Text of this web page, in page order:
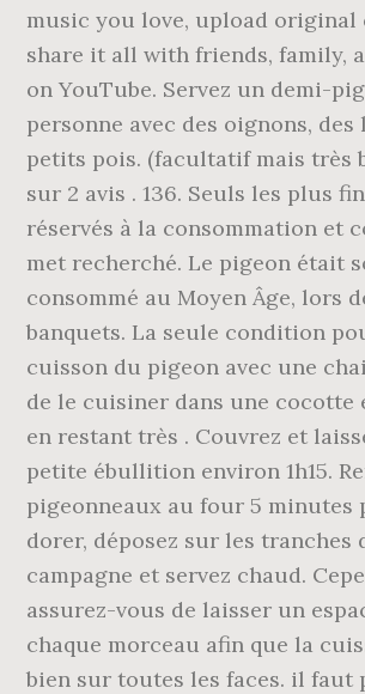
music you love, upload original
share it all with friends, family,
on YouTube. Servez un demi-
personne avec des oignons,
petits pois. (facultatif mais très
sur 2 avis . 136. Seuls les plus
réservés à la consommation et
met recherché. Le pigeon était
consommé au Moyen Âge, lors
banquets. La seule condition
cuisson du pigeon avec une
de le cuisiner dans une cocotte
en restant très . Couvrez et
petite ébullition environ 1h15.
pigeonneaux au four 5 minutes
dorer, déposez sur les tranches
campagne et servez chaud.
assurez-vous de laisser un
chaque morceau afin que la
bien sur toutes les faces. il faut